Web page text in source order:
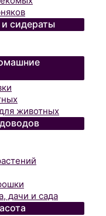
сидераты
животных
дачи и сада